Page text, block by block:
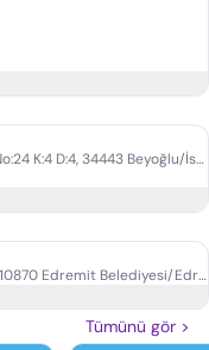
Kuloğlu, Sadri Alışık Sk. No:24 K:4 D:4, 34443 Beyoğlu/İstanbul
Altınoluk, Altınoluk Yolu, 10870 Edremit Belediyesi/Edremit/Balıkesir
Tümünü gör >